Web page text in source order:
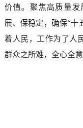
价值。聚焦高质量
展、保稳定，确保“十
着人民，工作为了人
群众之所难，全心全